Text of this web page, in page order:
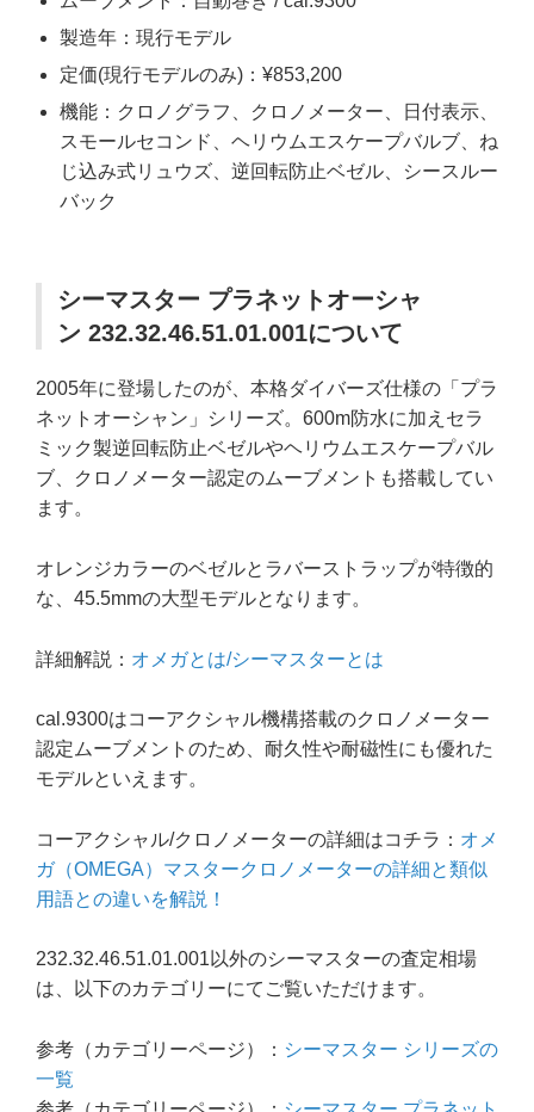
製造年：現行モデル
定価(現行モデルのみ)：¥853,200
機能：クロノグラフ、クロノメーター、日付表示、
スモールセコンド、ヘリウムエスケープバルブ、ね
じ込み式リュウズ、逆回転防止ベゼル、シースルー
バック
シーマスター プラネットオーシャ
ン 232.32.46.51.01.001について
2005年に登場したのが、本格ダイバーズ仕様の「プラ
ネットオーシャン」シリーズ。600m防水に加えセラ
ミック製逆回転防止ベゼルやヘリウムエスケープバル
ブ、クロノメーター認定のムーブメントも搭載してい
ます。
オレンジカラーのベゼルとラバーストラップが特徴的
な、45.5mmの大型モデルとなります。
詳細解説： オメガとは/シーマスターとは
cal.9300はコーアクシャル機構搭載のクロノメーター
認定ムーブメントのため、耐久性や耐磁性にも優れた
モデルといえます。
コーアクシャル/クロノメーターの詳細はコチラ： オメ
ガ（OMEGA）マスタークロノメーターの詳細と類似
用語との違いを解説！
232.32.46.51.01.001以外のシーマスターの査定相場
は、以下のカテゴリーにてご覧いただけます。
参考（カテゴリーページ）： シーマスター シリーズの
一覧